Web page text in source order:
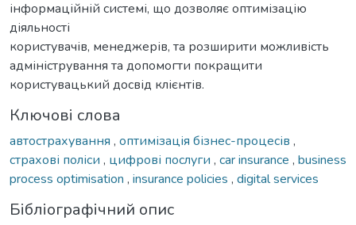
інформаційній системі, що дозволяє оптимізацію
діяльності
користувачів, менеджерів, та розширити можливість
адміністрування та допомогти покращити
користувацький досвід клієнтів.
Ключові слова
автострахування , оптимізація бізнес-процесів ,
страхові поліси , цифрові послуги , car insurance , business
process optimisation , insurance policies , digital services
Бібліографічний опис